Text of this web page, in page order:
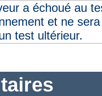
a échoué au
et ne
test ultérieur.